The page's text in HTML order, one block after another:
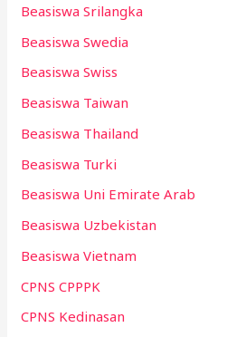
Beasiswa Srilangka
Beasiswa Swedia
Beasiswa Swiss
Beasiswa Taiwan
Beasiswa Thailand
Beasiswa Turki
Beasiswa Uni Emirate Arab
Beasiswa Uzbekistan
Beasiswa Vietnam
CPNS CPPPK
CPNS Kedinasan